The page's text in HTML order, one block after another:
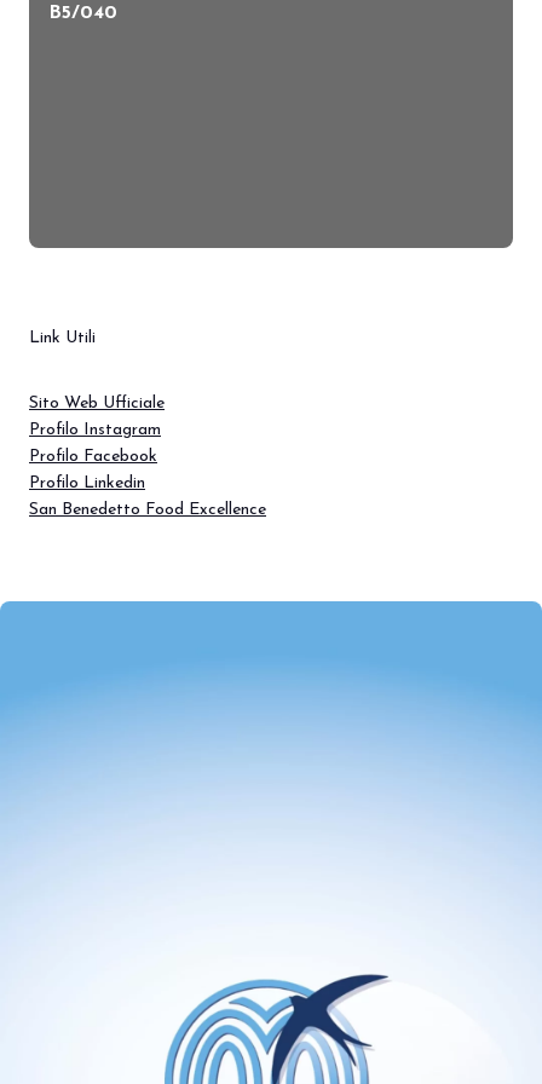
B5/040
Link Utili
Sito Web Ufficiale
Profilo Instagram
Profilo Facebook
Profilo Linkedin
San Benedetto Food Excellence